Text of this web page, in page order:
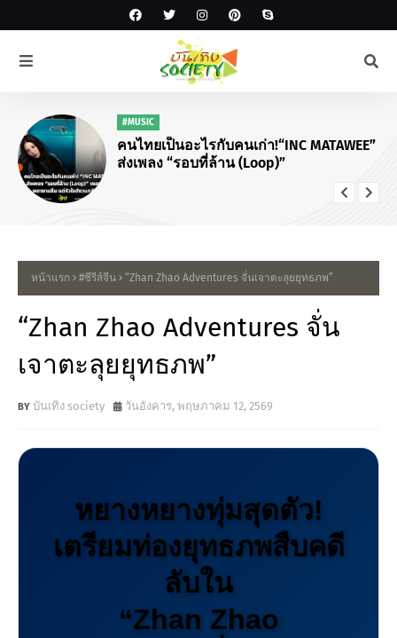
#MUSIC
คนไทยเป็นอะไรกับคนเก่า!“INC MATAWEE”
ส่งเพลง “รอบที่ล้าน (Loop)”
หน้าแรก #ซีรีส์จีน “Zhan Zhao Adventures จั่นเจาตะลุยยุทธภพ”
“Zhan Zhao Adventures จั่น
เจาตะลุยยุทธภพ”
บันเทิง society วันอังคาร, พฤษภาคม 12, 2569
หยางหยางทุ่มสุดตัว!
เตรียมท่องยุทธภพสืบคดี
ลับใน
“Zhan Zhao